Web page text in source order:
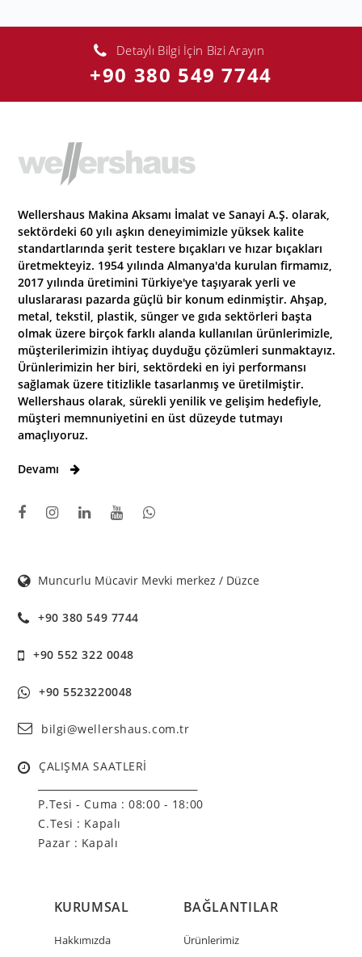
Detaylı Bilgi İçin Bizi Arayın
+90 380 549 7744
Wellershaus Makina Aksamı İmalat ve Sanayi A.Ş. olarak,
sektördeki 60 yılı aşkın deneyimimizle yüksek kalite
standartlarında şerit testere bıçakları ve hızar bıçakları
üretmekteyiz. 1954 yılında Almanya'da kurulan firmamız,
2017 yılında üretimini Türkiye'ye taşıyarak yerli ve
uluslararası pazarda güçlü bir konum edinmiştir. Ahşap,
metal, tekstil, plastik, sünger ve gıda sektörleri başta
olmak üzere birçok farklı alanda kullanılan ürünlerimizle,
müşterilerimizin ihtiyaç duyduğu çözümleri sunmaktayız.
Ürünlerimizin her biri, sektördeki en iyi performansı
sağlamak üzere titizlikle tasarlanmış ve üretilmiştir.
Wellershaus olarak, sürekli yenilik ve gelişim hedefiyle,
müşteri memnuniyetini en üst düzeyde tutmayı
amaçlıyoruz.
Devamı
Muncurlu Mücavir Mevki merkez / Düzce
+90 380 549 7744
+90 552 322 0048
+90 5523220048
bilgi@wellershaus.com.tr
ÇALIŞMA SAATLERİ
P.Tesi - Cuma : 08:00 - 18:00
C.Tesi : Kapalı
Pazar : Kapalı
KURUMSAL
Hakkımızda
BAĞLANTILAR
Ürünlerimiz